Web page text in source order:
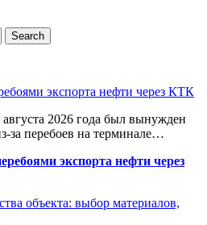
экспорта нефти через КТК
2026 года был вынужден
за перебоев на терминале…
экспорта нефти через
объекта: выбор материалов,